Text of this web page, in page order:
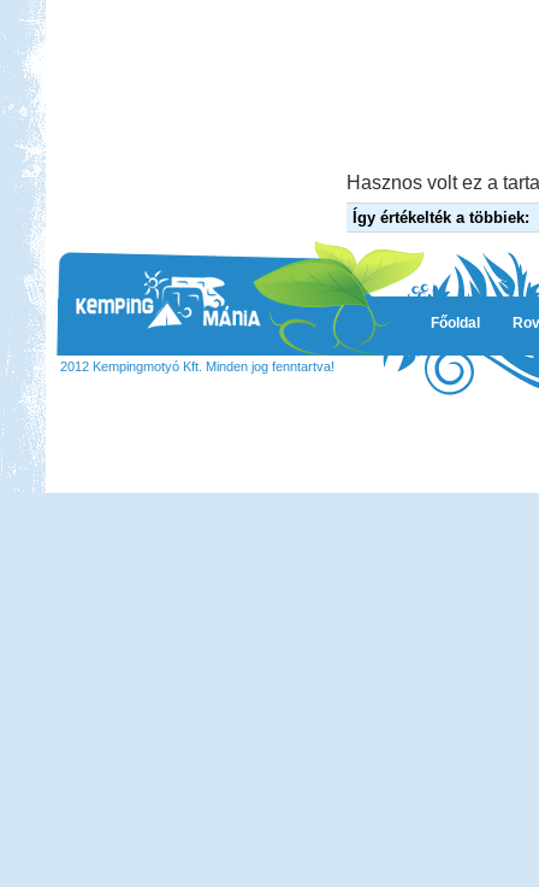
Hasznos volt ez a
Így értékelték a többiek:
Főoldal
2012 Kempingmotyó Kft. Minden jog fenntartva!